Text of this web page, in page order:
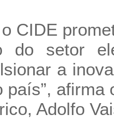
o CIDE
do setor
a
país”, afirma
Adolfo